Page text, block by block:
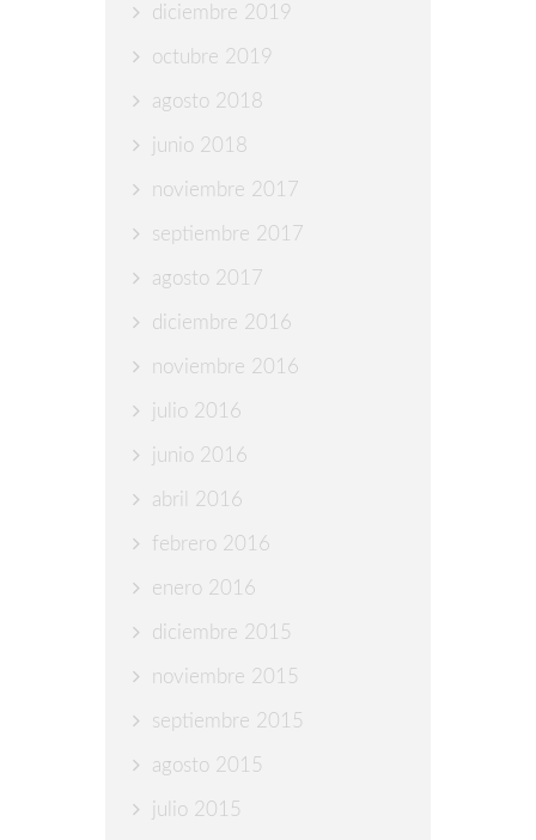
diciembre 2019
octubre 2019
agosto 2018
junio 2018
noviembre 2017
septiembre 2017
agosto 2017
diciembre 2016
noviembre 2016
julio 2016
junio 2016
abril 2016
febrero 2016
enero 2016
diciembre 2015
noviembre 2015
septiembre 2015
agosto 2015
julio 2015